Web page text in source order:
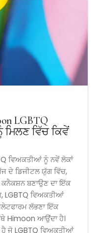
LGBTQ
ਵਿੱਚ ਕਿਵੇਂ
ਵਿਅਕਤੀਆਂ ਨੂੰ ਨਵੇਂ ਲੋਕਾਂ
ਦੇ ਡਿਜੀਟਲ ਯੁੱਗ ਵਿੱਚ,
ਬਣਾਉਣ ਦਾ ਇੱਕ
LGBTQ ਵਿਅਕਤੀਆਂ
ਲੱਭਣਾ ਇੱਕ
Himoon ਆਉਂਦਾ ਹੈ।
ਜੋ LGBTQ ਵਿਅਕਤੀਆਂ